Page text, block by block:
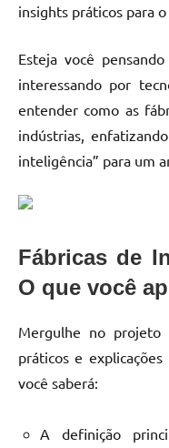
insights práticos para
Esteja você
interessando por
entender como as
indústrias,
inteligência” para um
Fábricas de
O que você
Mergulhe no projeto
práticos e explicações
você saberá:
A definição